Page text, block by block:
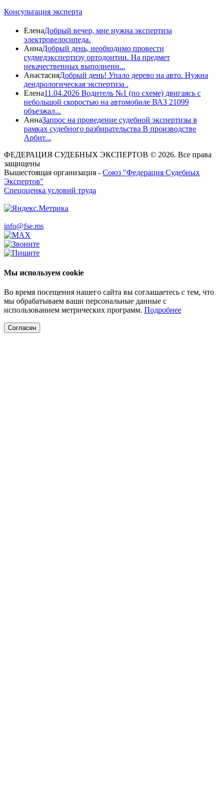
Консультация эксперта
ЕленаДобрый вечер, мне нужна экспертиза
электровелосипеда.
АннаДобрый день, необходимо провести
судмедэкспертизу ортодонтии. На предмет
некачественных выполненн...
АнастасияДобрый день! Упало дерево на авто. Нужна
дендрологическая экспертиза .
Елена11.04.2026 Водитель №1 (по схеме) двигаясь с
небольшой скоростью на автомобиле ВАЗ 21099
объезжал...
АннаЗапрос на проведение судебной экспертизы в
рамках судебного разбирательства В производстве
Арбит...
ФЕДЕРАЦИЯ СУДЕБНЫХ ЭКСПЕРТОВ © 2026. Все права
защищены
Вышестоящая организация - Союз "Федерация Судебных
Экспертов"
Спецоценка условий труда
info@fse.ms
Мы используем cookie
Во время посещения нашего сайта вы соглашаетесь с тем, что
мы обрабатываем ваши персональные данные с
использованием метрических программ. Подробнее
Согласен